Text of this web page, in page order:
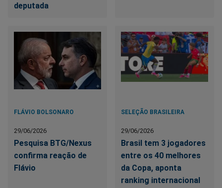
deputada
FLÁVIO BOLSONARO
29/06/2026
Pesquisa BTG/Nexus
confirma reação de
Flávio
SELEÇÃO BRASILEIRA
29/06/2026
Brasil tem 3 jogadores
entre os 40 melhores
da Copa, aponta
ranking internacional